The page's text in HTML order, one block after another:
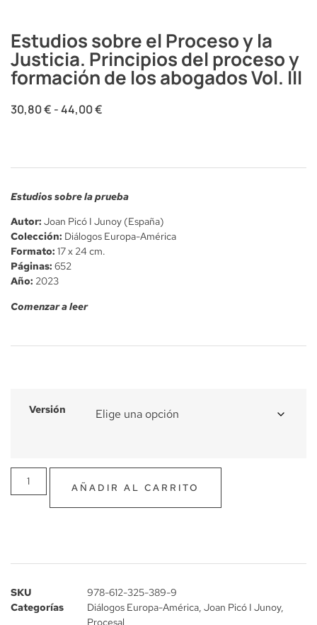
Estudios sobre el Proceso y la
Justicia. Principios del proceso y
formación de los abogados Vol. III
30,80€ -44,00€
Estudios sobre la prueba
Autor: Joan Picó I Junoy (España)
Colección: Diálogos Europa-América
Formato: 17 x 24 cm.
Páginas: 652
Año: 2023
Comenzar a leer
Versión
AÑADIR AL CARRITO
SKU
978-612-325-389-9
Categorías
Diálogos Europa-América Joan Picó I Junoy,
Procesal